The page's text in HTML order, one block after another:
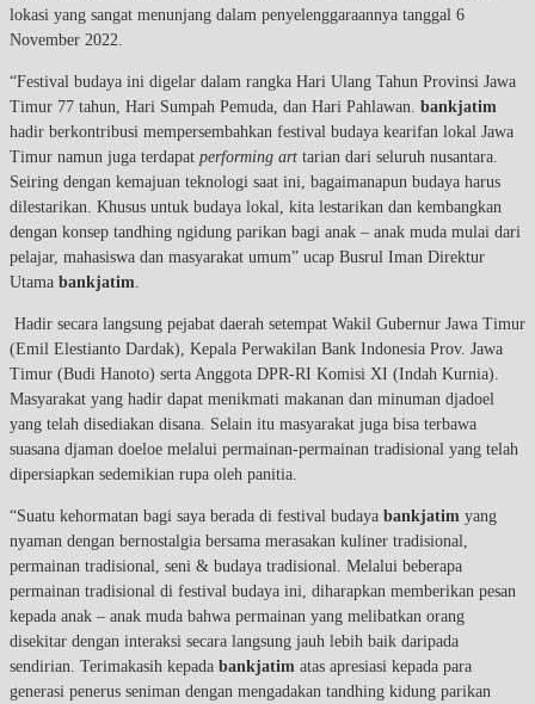
lokasi yang sangat menunjang dalam penyelenggaraannya tanggal 6
November 2022.
“Festival budaya ini digelar dalam rangka Hari Ulang Tahun Provinsi Jawa
Timur 77 tahun, Hari Sumpah Pemuda, dan Hari Pahlawan. bankjatim
hadir berkontribusi mempersembahkan festival budaya kearifan lokal Jawa
Timur namun juga terdapat performing art tarian dari seluruh nusantara.
Seiring dengan kemajuan teknologi saat ini, bagaimanapun budaya harus
dilestarikan. Khusus untuk budaya lokal, kita lestarikan dan kembangkan
dengan konsep tandhing ngidung parikan bagi anak – anak muda mulai dari
pelajar, mahasiswa dan masyarakat umum” ucap Busrul Iman Direktur
Utama bankjatim
Hadir secara langsung pejabat daerah setempat Wakil Gubernur Jawa Timur
(Emil Elestianto Dardak), Kepala Perwakilan Bank Indonesia Prov. Jawa
Timur (Budi Hanoto) serta Anggota DPR-RI Komisi XI (Indah Kurnia).
Masyarakat yang hadir dapat menikmati makanan dan minuman djadoel
yang telah disediakan disana. Selain itu masyarakat juga bisa terbawa
suasana djaman doeloe melalui permainan-permainan tradisional yang telah
dipersiapkan sedemikian rupa oleh panitia.
“Suatu kehormatan bagi saya berada di festival budaya bankjatim yang
nyaman dengan bernostalgia bersama merasakan kuliner tradisional,
permainan tradisional, seni & budaya tradisional. Melalui beberapa
permainan tradisional di festival budaya ini, diharapkan memberikan pesan
kepada anak – anak muda bahwa permainan yang melibatkan orang
disekitar dengan interaksi secara langsung jauh lebih baik daripada
sendirian. Terimakasih kepada bankjatim atas apresiasi kepada para
generasi penerus seniman dengan mengadakan tandhing kidung parikan